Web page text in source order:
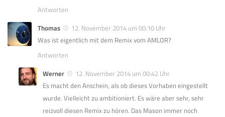
Antworten
Thomas
12. November 2014 um 00:10 Uhr
Was ist eigentlich mit dem Remix vom AMLOR?
Antworten
Werner
12. November 2014 um 00:42 Uhr
Es macht den Anschein, als ob dieses Vorhaben eingestellt
wurde. Vielleicht zu ambitioniert. Es wäre aber sehr, sehr
reizvoll diesen Remix zu hören. Das Mason immer noch